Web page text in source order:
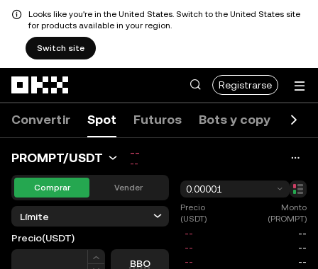
Looks like you're in the United States. Switch to the United States site
for products available in your region.
Switch site
Registrarse
Convertir Spot Futuros Bots y copy
PROMPT/USDT --
--
Comprar Vender
Límite
Precio(USDT)
Precio
BBO
0.00001
Precio
(USDT)
Monto
(PROMPT)